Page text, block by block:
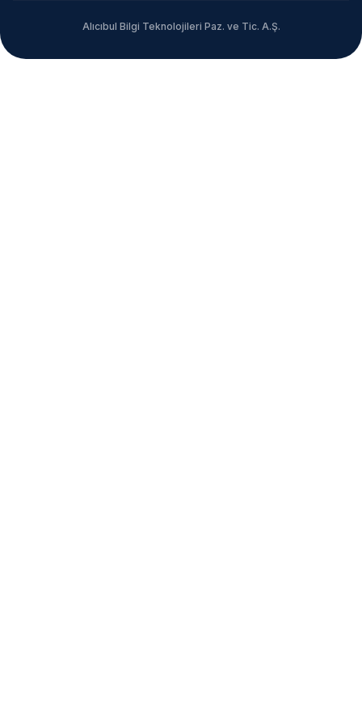
Alıcıbul Bilgi Teknolojileri Paz. ve Tic. A.Ş.